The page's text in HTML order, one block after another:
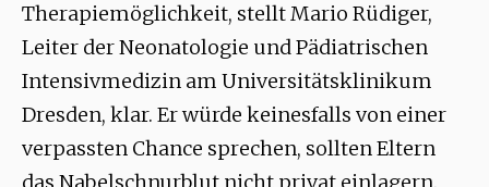
Therapiemöglichkeit, stellt Mario Rüdiger,
Leiter der Neonatologie und Pädiatrischen
Intensivmedizin am Universitätsklinikum
Dresden, klar. Er würde keinesfalls von einer
verpassten Chance sprechen, sollten Eltern